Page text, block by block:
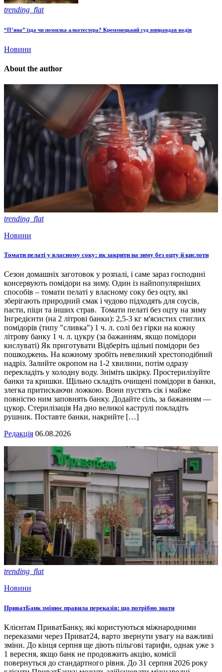
trending_flat
“П’яна” їзда чи помилка алкотестера? Кременецький суд виправдав водія
Новини
About the author
trending_flat
Новини
Томати пелаті у власному соку: як закрити на зиму без оцту й кислоти
Сезон домашніх заготовок у розпалі, і саме зараз господині
консервують помідори на зиму. Один із найпопулярніших
способів – томати пелаті у власному соку без оцту, які
зберігають природний смак і чудово підходять для соусів,
пасти, піци та інших страв. Томати пелаті без оцту на зиму
Інгредієнти (на 2 літрові банки): 2,5-3 кг м'ясистих стиглих
помідорів (типу "сливка") 1 ч. л. солі без гірки на кожну
літрову банку 1 ч. л. цукру (за бажанням, якщо помідори
кислуваті) Як приготувати Відберіть щільні помідори без
пошкоджень. На кожному зробіть невеликий хрестоподібний
надріз. Залийте окропом на 1-2 хвилини, потім одразу
перекладіть у холодну воду. Зніміть шкірку. Простерилізуйте
банки та кришки. Щільно складіть очищені помідори в банки,
злегка притискаючи ложкою. Вони пустять сік і майже
повністю ним заповнять банку. Додайте сіль, за бажанням —
цукор. Стерилізація На дно великої каструлі покладіть
рушник. Поставте банки, накрийте […]
Редакція 06.08.2026
trending_flat
Новини
ПриватБанк змінює правила переказів: що потрібно знати
Клієнтам ПриватБанку, які користуються міжнародними
переказами через Приват24, варто звернути увагу на важливі
зміни. До кінця серпня ще діють пільгові тарифи, однак уже з
1 вересня, якщо банк не продовжить акцію, комісії
повернуться до стандартного рівня. До 31 серпня 2026 року